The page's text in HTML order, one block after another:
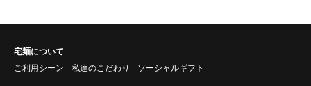
宅麺について
ご利用シーン
私達のこだわり ソーシャルギフト